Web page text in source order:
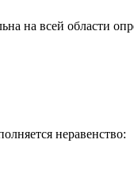
на всей области
неравенство: